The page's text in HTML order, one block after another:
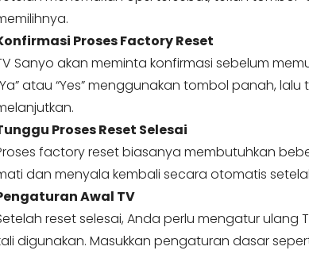
Proses Factory Reset
Sanyo akan meminta konfirmasi sebelum
atau “Yes” menggunakan tombol panah, lalu
Proses Reset Selesai
factory reset biasanya membutuhkan
dan menyala kembali secara otomatis
Awal TV
reset selesai, Anda perlu mengatur ulang
digunakan. Masukkan pengaturan dasar